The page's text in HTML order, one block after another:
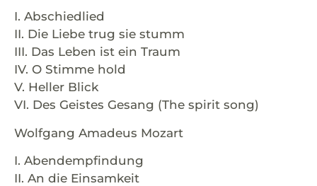
I. Abschiedlied
II. Die Liebe trug sie stumm
III. Das Leben ist ein Traum
IV. O Stimme hold
V. Heller Blick
VI. Des Geistes Gesang (The spirit song)
Wolfgang Amadeus Mozart
I. Abendempfindung
II. An die Einsamkeit